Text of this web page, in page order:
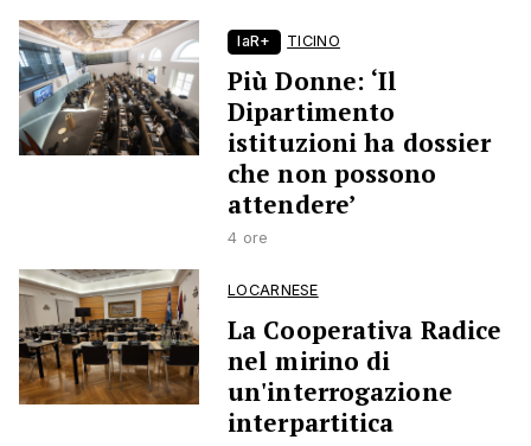
laR+ TICINO
Più Donne: ‘Il
Dipartimento
istituzioni ha dossier
che non possono
attendere’
4 ore
LOCARNESE
La Cooperativa Radice
nel mirino di
un'interrogazione
interpartitica